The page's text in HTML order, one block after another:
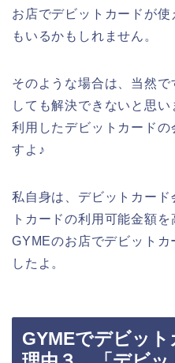
お店でデビットカードが使
もいるかもしれません。
そのような場合は、当然
しても解決できないと思
利用したデビットカード
すよ♪
私自身は、デビットカー
トカードの利用可能金額を
GYMEのお店でデビットカ
したよ。
GYMEでデビッ